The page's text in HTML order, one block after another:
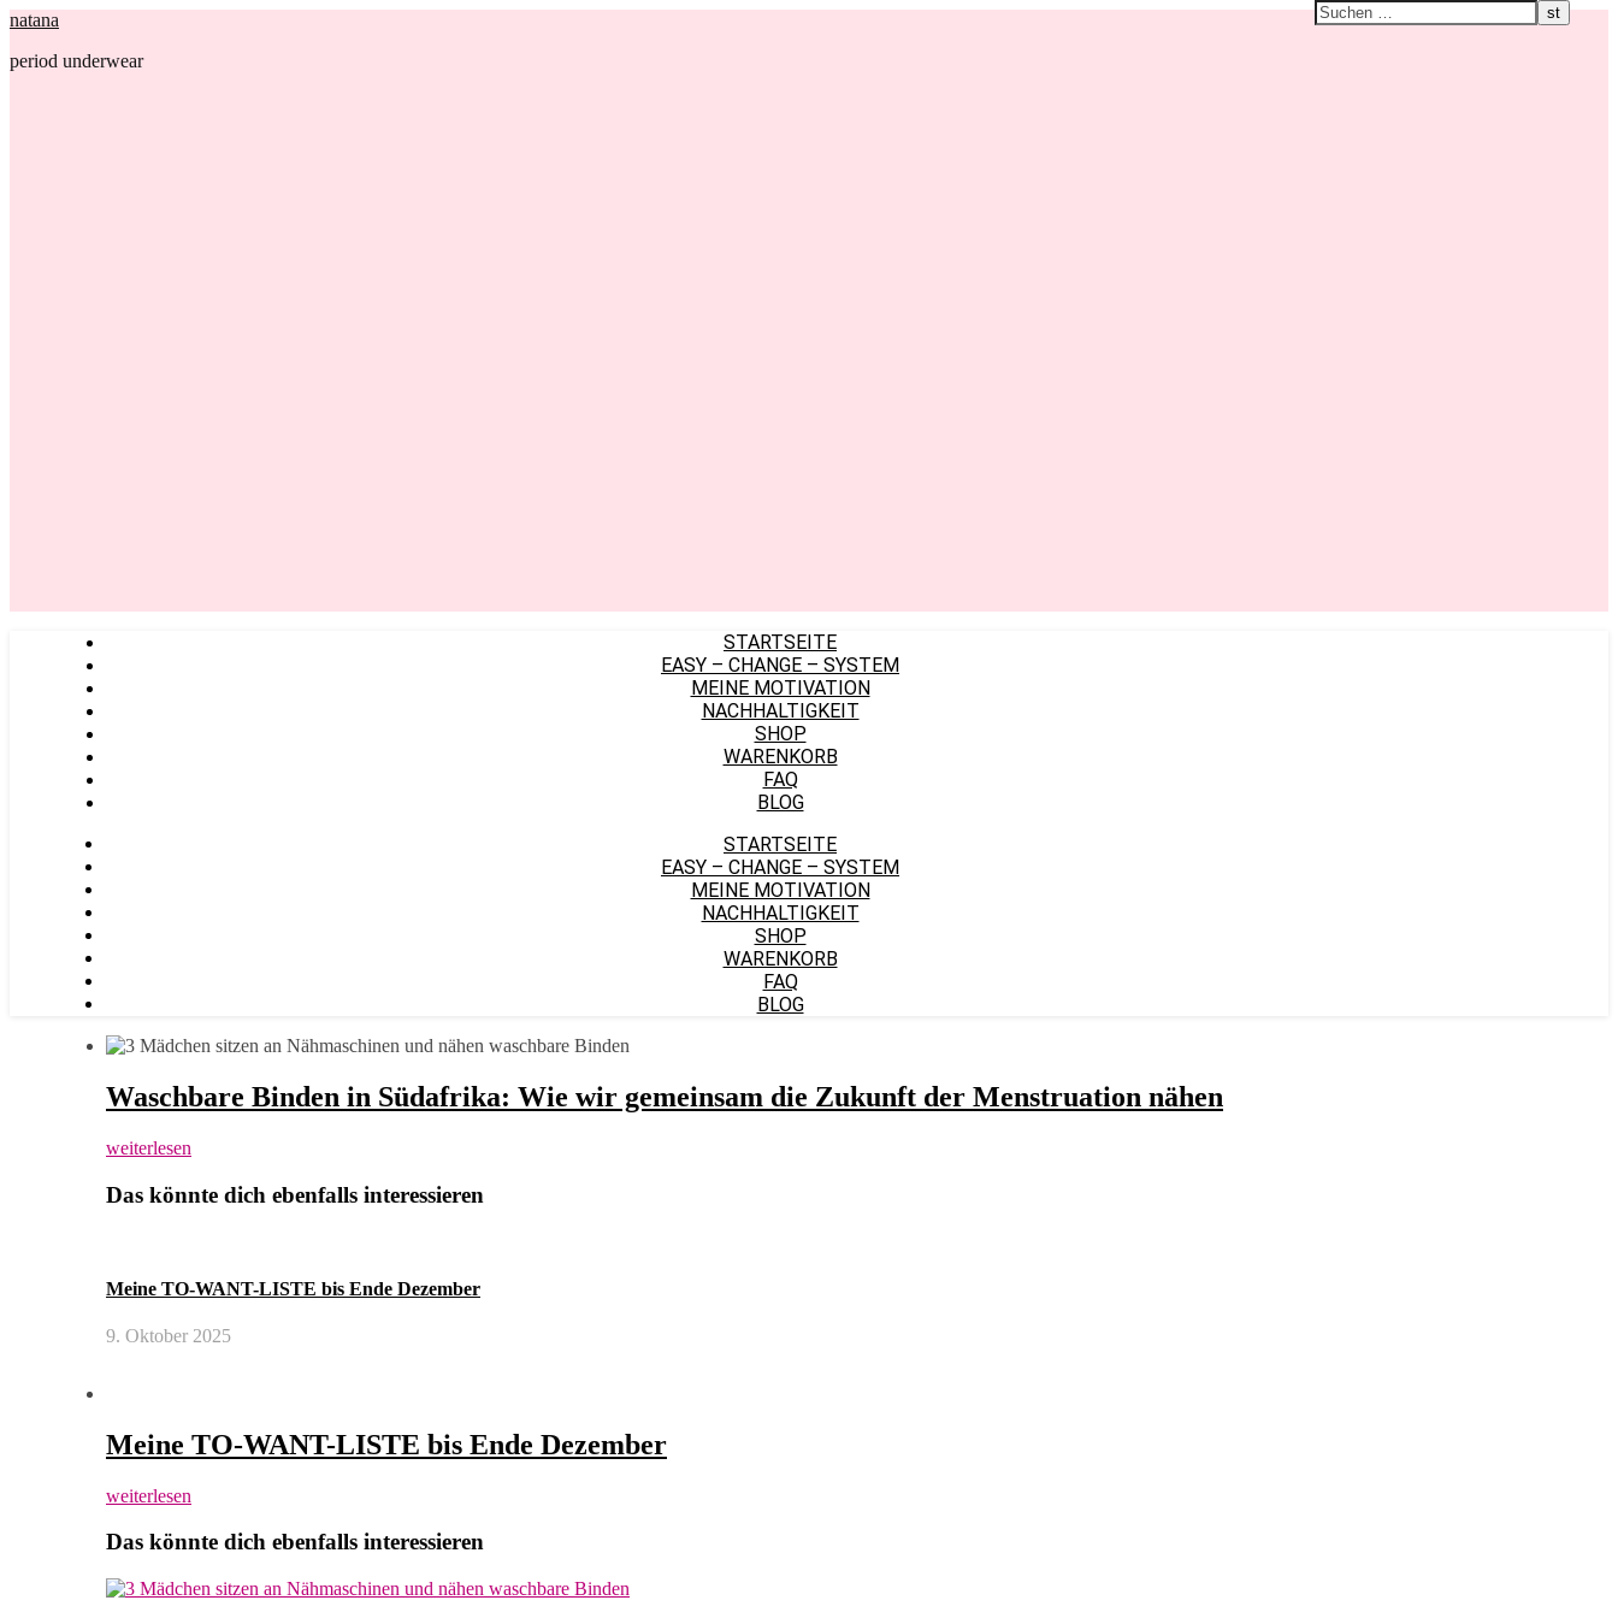
natana
period underwear
STARTSEITE
EASY – CHANGE – SYSTEM
MEINE MOTIVATION
NACHHALTIGKEIT
SHOP
WARENKORB
FAQ
BLOG
STARTSEITE
EASY – CHANGE – SYSTEM
MEINE MOTIVATION
NACHHALTIGKEIT
SHOP
WARENKORB
FAQ
BLOG
Waschbare Binden in Südafrika: Wie wir gemeinsam die Zukunft der Menstruation nähen
weiterlesen
Das könnte dich ebenfalls interessieren
Meine TO-WANT-LISTE bis Ende Dezember
9. Oktober 2025
Meine TO-WANT-LISTE bis Ende Dezember
weiterlesen
Das könnte dich ebenfalls interessieren